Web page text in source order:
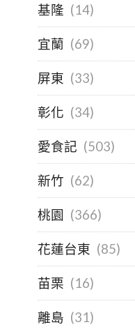
基隆 (14)
宜蘭 (69)
屏東 (33)
彰化 (34)
愛食記 (503)
新竹 (62)
桃園 (366)
花蓮台東 (85)
苗栗 (16)
離島 (31)